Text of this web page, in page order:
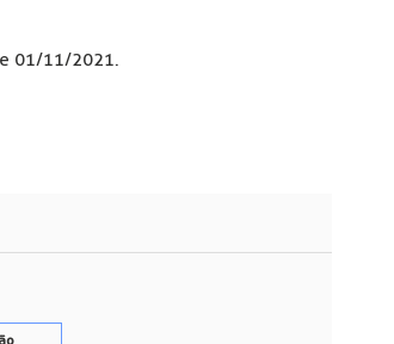
01/11/2021.